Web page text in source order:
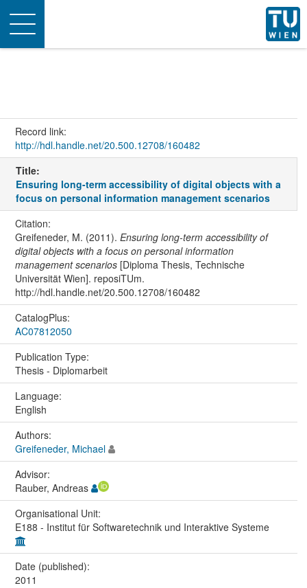
Toggle
navigation
Record link:
http://hdl.handle.net/20.500.12708/160482
Title:
Ensuring long-term accessibility of digital objects with a
focus on personal information management scenarios
Citation:
Greifeneder, M. (2011). Ensuring long-term accessibility of
digital objects with a focus on personal information
management scenarios[Diploma Thesis, Technische
Universität Wien]. reposiTUm.
http://hdl.handle.net/20.500.12708/160482
CatalogPlus:
AC07812050
Publication Type:
Thesis - Diplomarbeit
Language:
English
Authors:
Greifeneder, Michael
Advisor:
Rauber, Andreas
Organisational Unit:
E188 - Institut für Softwaretechnik und Interaktive Systeme
Date (published):
2011